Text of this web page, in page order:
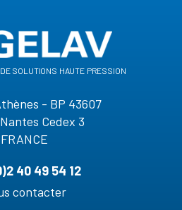
solutions haute pression
- BP 43607
Cedex 3
FRANCE
40 49 54 12
contacter